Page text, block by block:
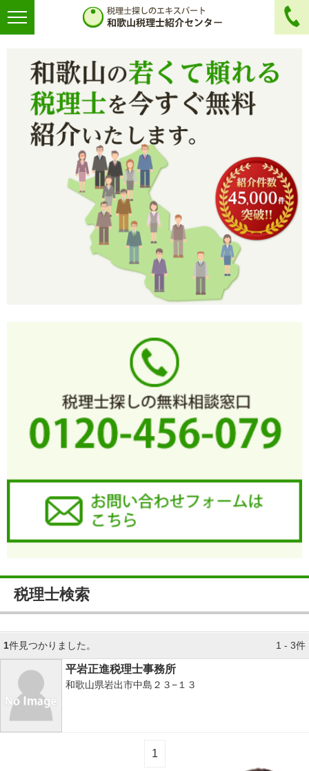
税理士検索
1件見つかりました。 1 - 3件
平岩正進税理士事務所
和歌山県岩出市中島２３−１３
1